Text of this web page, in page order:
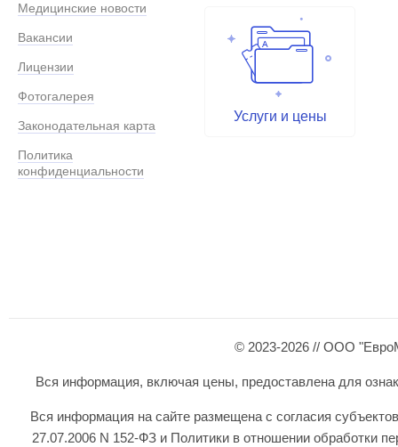
Медицинские новости
Вакансии
Лицензии
Фотогалерея
Законодательная карта
Политика
конфиденциальности
Услуги и цены
© 2023-2026 // ООО
Вся информация, включая цены, предоставлена для
Вся информация на сайте размещена с согласия
27.07.2006 N 152-ФЗ и Политики в отношении обработки